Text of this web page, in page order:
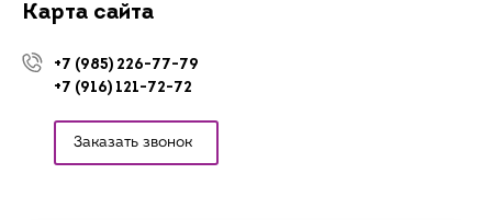
Карта сайта
+7 (985) 226-77-79
+7 (916) 121-72-72
Заказать звонок